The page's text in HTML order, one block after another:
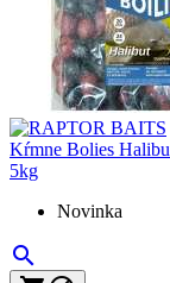
Novinka
